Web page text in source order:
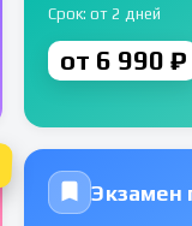
Срок: от 2 дней
от 6 990 ₽
Экзамен